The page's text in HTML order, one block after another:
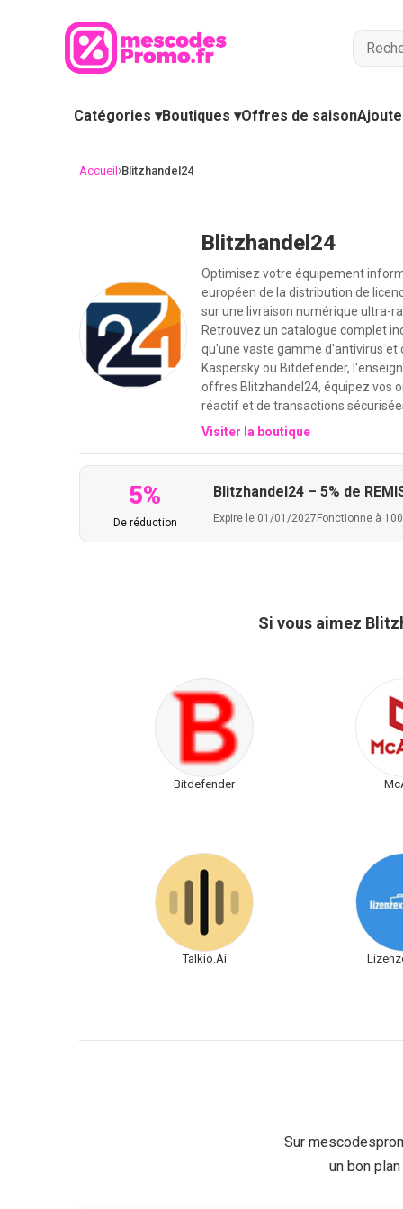
Catégories ▾Boutiques ▾Offres de saison
Accueil ›Blitzhandel24
Blitzhandel24
Optimisez votre équipement
européen de la distribution de
sur une livraison numérique ultra-
Retrouvez un catalogue complet
qu'une vaste gamme d'antivirus et
Kaspersky ou Bitdefender,
offres Blitzhandel24, équipez vos
réactif et de transactions
Visiter la boutique
5%
De réduction
Blitzhandel24 – 5% de
Expire le 01/01/2027 Fonctionne à
Si vous aimez
Bitdefender
Talkio.Ai
Sur
un bon